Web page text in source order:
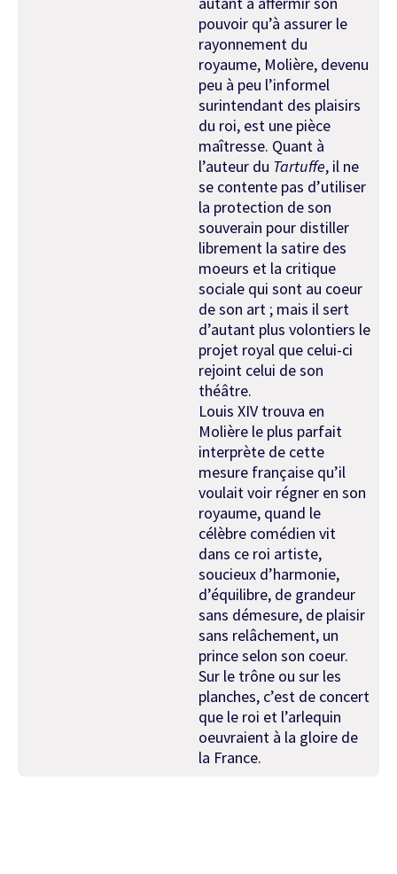
pouvoir qu’à assurer le
rayonnement du
royaume, Molière, devenu
peu à peu l’informel
surintendant des plaisirs
du roi, est une pièce
maîtresse. Quant à
l’auteur du Tartuffe, il ne
se contente pas d’utiliser
la protection de son
souverain pour distiller
librement la satire des
moeurs et la critique
sociale qui sont au coeur
de son art ; mais il sert
d’autant plus volontiers le
projet royal que celui-ci
rejoint celui de son
théâtre.
Louis XIV trouva en
Molière le plus parfait
interprète de cette
mesure française qu’il
voulait voir régner en son
royaume, quand le
célèbre comédien vit
dans ce roi artiste,
soucieux d’harmonie,
d’équilibre, de grandeur
sans démesure, de plaisir
sans relâchement, un
prince selon son coeur.
Sur le trône ou sur les
planches, c’est de concert
que le roi et l’arlequin
oeuvraient à la gloire de
la France.